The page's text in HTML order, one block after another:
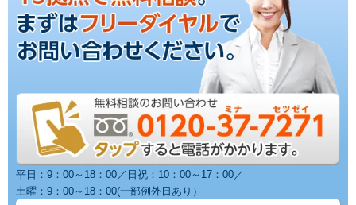
平日：9：00～18：00／日祝：10：00～17：00／
土曜：9：00～18：00(一部例外日あり）